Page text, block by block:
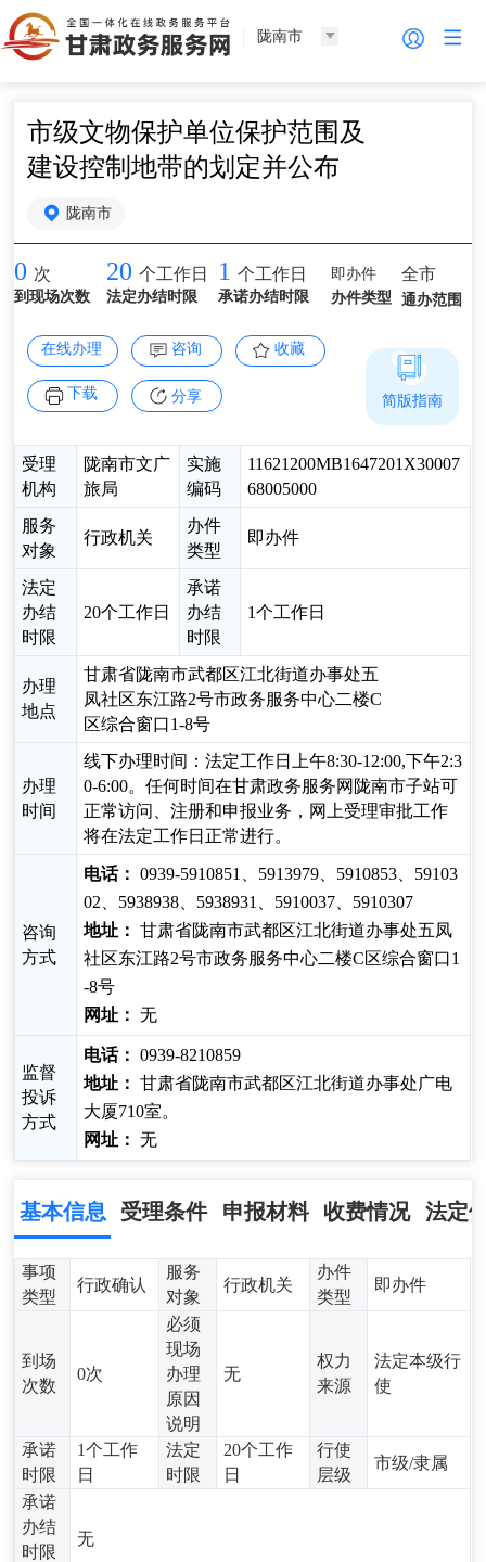
陇南市
市级文物保护单位保护范围及
建设控制地带的划定并公布
陇南市
0 次
到现场次数
20 个工作日
法定办结时限
1 个工作日
承诺办结时限
即办件
办件类型
全市
通办范围
在线办理 咨询 收藏
下载 分享
受理
机构
陇南市文广
旅局
实施
编码
11621200MB1647201X30007
68005000
服务
对象
行政机关
办件
类型
即办件
法定
办结
时限
20个工作日
承诺
办结
时限
1个工作日
办理
地点
甘肃省陇南市武都区江北街道办事处五
凤社区东江路2号市政务服务中心二楼C
区综合窗口1-8号
办理
时间
线下办理时间：法定工作日上午8:30-12:00,下午2:3
0-6:00。任何时间在甘肃政务服务网陇南市子站可
正常访问、注册和申报业务，网上受理审批工作
将在法定工作日正常进行。
咨询
方式
电话： 0939-5910851、5913979、5910853、59103
02、5938938、5938931、5910037、5910307
地址： 甘肃省陇南市武都区江北街道办事处五凤
社区东江路2号市政务服务中心二楼C区综合窗口1
-8号
网址： 无
监督
投诉
方式
电话： 0939-8210859
地址： 甘肃省陇南市武都区江北街道办事处广电
大厦710室。
网址： 无
简版指南
基本信息 受理条件 申报材料 收费情况 法定
事项
类型
行政确认
服务
对象
行政机关
办件
类型
即办件
到场
次数
0次
必须
现场
办理
原因
说明
无
权力
来源
法定本级行
使
承诺
时限
1个工作
日
法定
时限
20个工作
日
行使
层级
市级/隶属
承诺
办结
时限
无